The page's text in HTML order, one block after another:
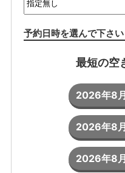
予約日時を選んで下さい
最短の空
2026年8
2026年8
2026年8